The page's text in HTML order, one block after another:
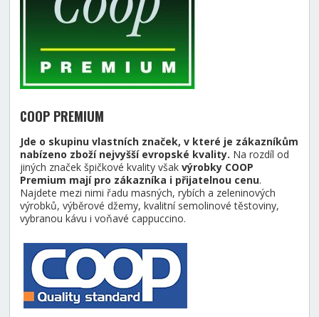
COOP PREMIUM
Jde o skupinu vlastních značek, v které je zákazníkům
nabízeno zboží nejvyšší evropské kvality. Na rozdíl od
jiných značek špičkové kvality však výrobky COOP
Premium mají pro zákazníka i přijatelnou cenu.
Najdete mezi nimi řadu masných, rybích a zeleninových
výrobků, výběrové džemy, kvalitní semolinové těstoviny,
vybranou kávu i voňavé cappuccino.